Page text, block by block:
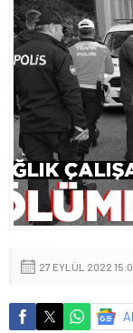
27 EYLÜL 2022